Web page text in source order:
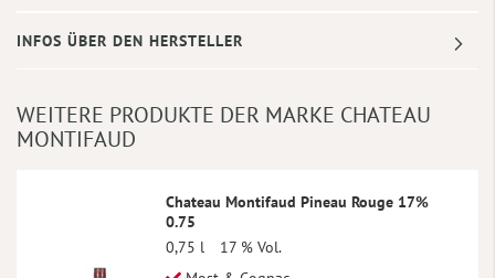
INFOS ÜBER DEN HERSTELLER
WEITERE PRODUKTE DER MARKE CHATEAU
MONTIFAUD
Chateau Montifaud Pineau Rouge 17%
0.75
0,75 l
17 % Vol.